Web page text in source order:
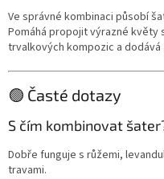
Ve správné kombinaci působí
Pomáhá propojit výrazné květy
trvalkových kompozic a
🟢 Časté dotazy
S čím kombinovat
Dobře funguje s růžemi,
travami.